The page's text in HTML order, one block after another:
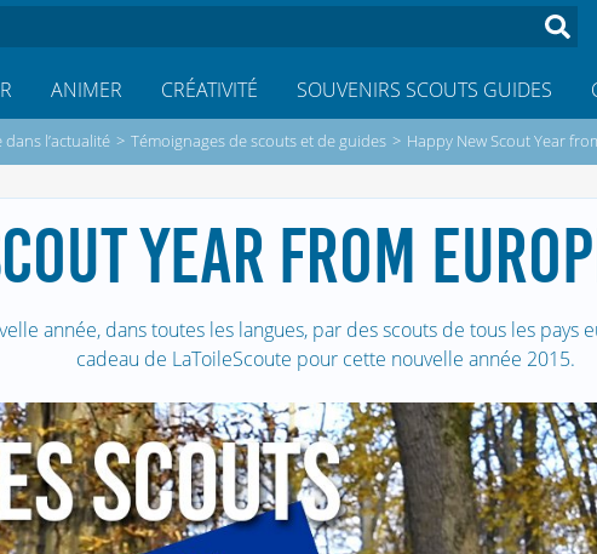
ANIMER CRÉATIVITÉ SOUVENIRS SCOUTS GUIDES
l’actualité > Témoignages de scouts et de guides > Happy New Scout Year
YEAR FROM
année, dans toutes les langues, par des scouts de tous les pays
cadeau de LaToileScoute pour cette nouvelle année 2015.